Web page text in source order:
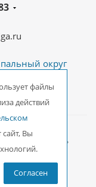
округ
«Глобус»
файлы
действий
сайт, Вы
Согласен